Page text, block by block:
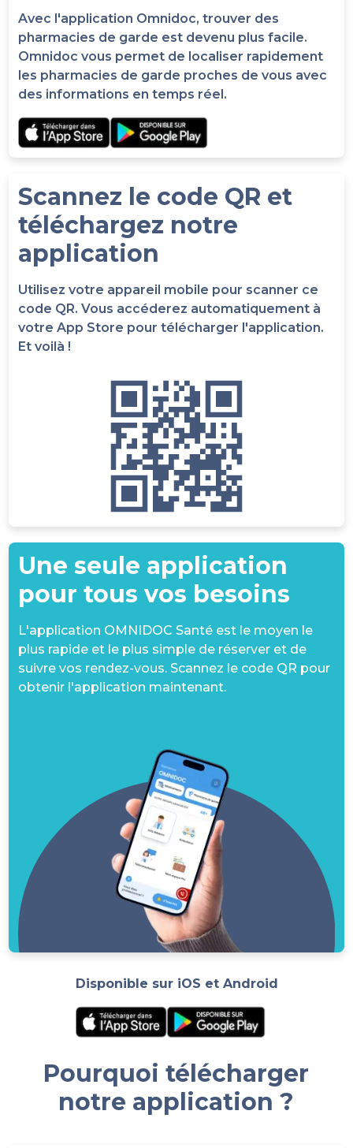
Avec l'application Omnidoc, trouver des
pharmacies de garde est devenu plus facile.
Omnidoc vous permet de localiser rapidement
les pharmacies de garde proches de vous avec
des informations en temps réel.
Scannez le code QR et
téléchargez notre
application
Utilisez votre appareil mobile pour scanner ce
code QR. Vous accéderez automatiquement à
votre App Store pour télécharger l'application.
Et voilà !
Une seule application
pour tous vos besoins
L'application OMNIDOC Santé est le moyen le
plus rapide et le plus simple de réserver et de
suivre vos rendez-vous. Scannez le code QR pour
obtenir l'application maintenant.
Disponible sur iOS et Android
Pourquoi télécharger
notre application ?